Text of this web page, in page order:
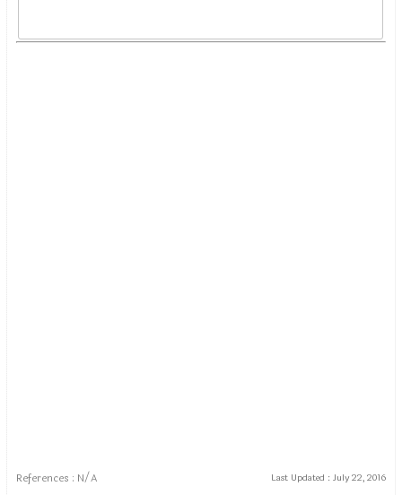
References : N/A Last Updated : July 22, 2016